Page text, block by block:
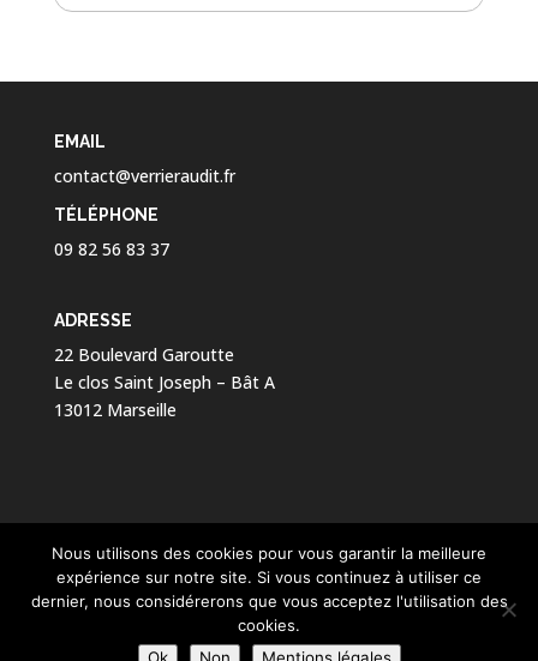
EMAIL
contact@verrieraudit.fr
TÉLÉPHONE
09 82 56 83 37
ADRESSE
22 Boulevard Garoutte
Le clos Saint Joseph – Bât A
13012 Marseille
Copyright © 2026 Verrier Audit Expertise - Tous droits
réservés - CréationMenestys Consulting
Nous utilisons des cookies pour vous garantir la meilleure
expérience sur notre site. Si vous continuez à utiliser ce
dernier, nous considérerons que vous acceptez l'utilisation des
cookies.